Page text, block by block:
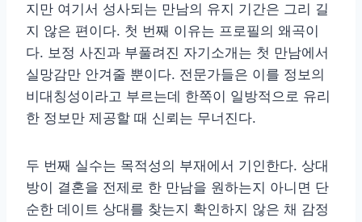
지만 여기서 성사되는 만남의 유지 기간은 그리 길
지 않은 편이다. 첫 번째 이유는 프로필의 왜곡이
다. 보정 사진과 부풀려진 자기소개는 첫 만남에서
실망감만 안겨줄 뿐이다. 전문가들은 이를 정보의
비대칭성이라고 부르는데 한쪽이 일방적으로 유리
한 정보만 제공할 때 신뢰는 무너진다.
두 번째 실수는 목적성의 부재에서 기인한다. 상대
방이 결혼을 전제로 한 만남을 원하는지 아니면 단
순한 데이트 상대를 찾는지 확인하지 않은 채 감정